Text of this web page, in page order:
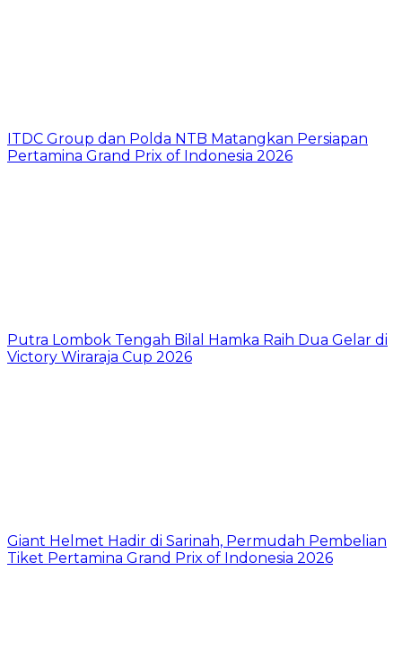
ITDC Group dan Polda NTB Matangkan Persiapan
Pertamina Grand Prix of Indonesia 2026
Putra Lombok Tengah Bilal Hamka Raih Dua Gelar di
Victory Wiraraja Cup 2026
Giant Helmet Hadir di Sarinah, Permudah Pembelian
Tiket Pertamina Grand Prix of Indonesia 2026